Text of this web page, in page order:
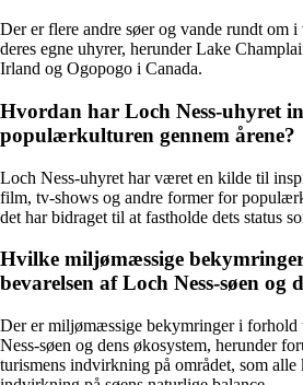
Der er flere andre søer og vande rundt om i
deres egne uhyrer, herunder Lake
Irland og Ogopogo i Canada.
Hvordan har Loch Ness-uhyret
populærkulturen gennem årene?
Loch Ness-uhyret har været en kilde til
film, tv-shows og andre former for
det har bidraget til at fastholde dets status
Hvilke miljømæssige
bevarelsen af Loch Ness-søen og
Der er miljømæssige bekymringer i forhold
Ness-søen og dens økosystem, herunder
turismens indvirkning på området, som alle